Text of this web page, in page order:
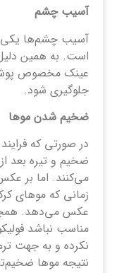
آسیب چشم
آسیب چشم‌ها یکی
است. به همین
عینک مخصوص
جلوگیری شود.
ضخیم شدن موها
در صورتی که
ضخیم و تیره بعد
می‌کنند. اما بر
زمانی که موهای
عکس می‌دهد.
مناسب نباشد
نکرده و به جهت
نتیجه موها